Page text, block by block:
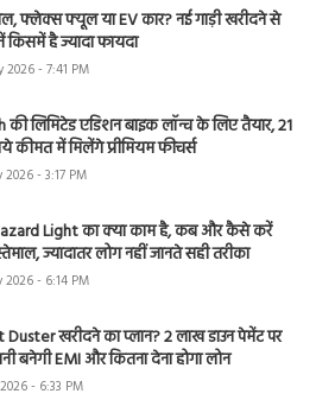
फ्लेक्स फ्यूल या EV कार? नई गाड़ी खरीदने से
किसमें है ज्यादा फायदा
2026 - 7:41 PM
की लिमिटेड एडिशन बाइक लॉन्च के लिए तैयार, 21
कीमत में मिलेंगे प्रीमियम फीचर्स
2026 - 3:17 PM
Light का क्या काम है, कब और कैसे करें
ज्यादातर लोग नहीं जानते सही तरीका
2026 - 6:14 PM
खरीदने का प्लान? 2 लाख डाउन पेमेंट पर
बनेगी EMI और कितना देना होगा लोन
- 6:33 PM